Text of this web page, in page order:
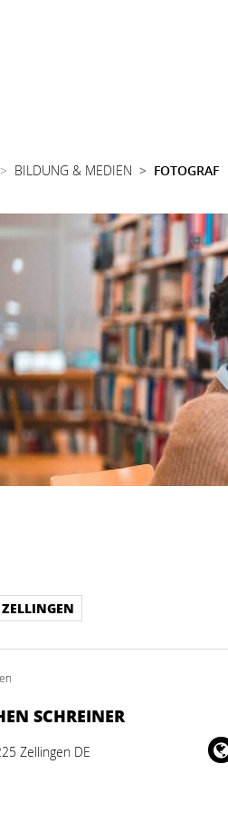
BILDUNG & MEDIEN FOTOGRAF
ZELLINGEN
SCHREINER
Zellingen DE